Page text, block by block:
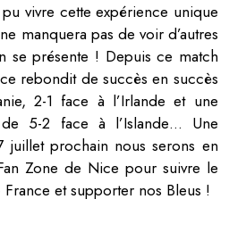
pu vivre cette expérience unique
manquera pas de voir d’autres
se présente ! Depuis ce match
rebondit de succès en succès
2-1 face à l’Irlande et une
de 5-2 face à l’Islande… Une
juillet prochain nous serons en
Zone de Nice pour suivre le
et supporter nos Bleus !